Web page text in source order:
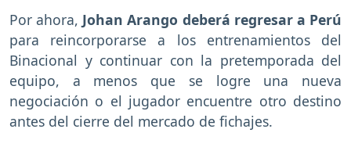
Por ahora, Johan Arango deberá regresar a Perú
para reincorporarse a los entrenamientos del
Binacional y continuar con la pretemporada del
equipo, a menos que se logre una nueva
negociación o el jugador encuentre otro destino
antes del cierre del mercado de fichajes.